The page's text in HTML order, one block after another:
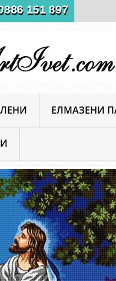
151 897
ЕЛМАЗЕНИ